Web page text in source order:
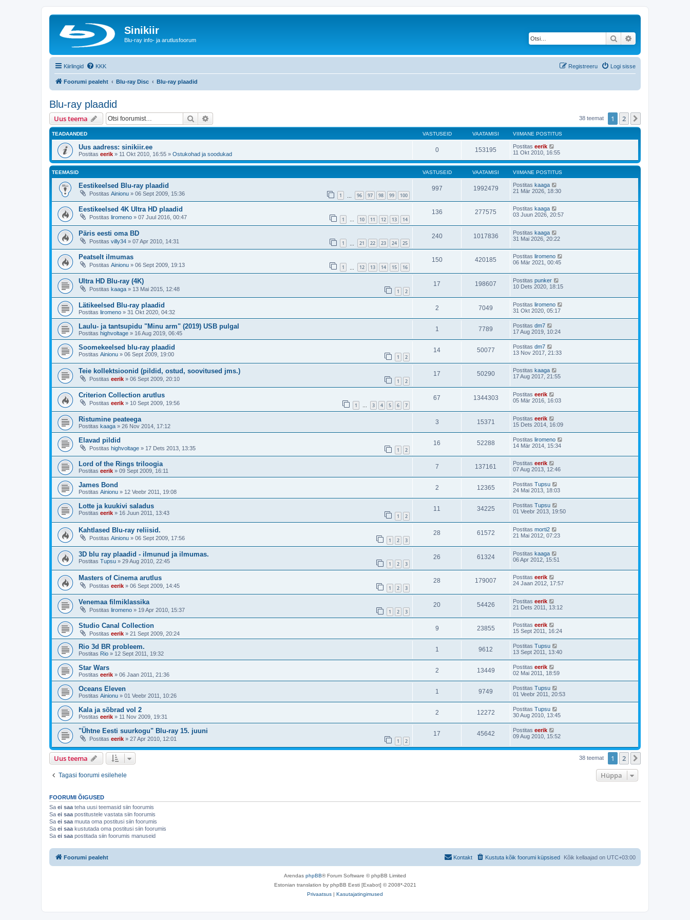
Sinikiir
Blu-ray info- ja arutlusfoorum Otsi
Kiirlingid KKK Logi sisse
Registreeru
Foorumi pealeht Blu-ray Disc Blu-ray plaadid
Blu-ray plaadid
Uus teema Otsi 38 teemat 1 2
TEADAANDED VASTUSEID VAATAMISI VIIMANE POSTITUS
Uus aadress: sinikiir.ee
Postitas eerik » 11 Okt 2010, 16:55 » Ostukohad ja soodukad
0 153195 Postitas eerik
11 Okt 2010, 16:55
TEEMASID VASTUSEID VAATAMISI VIIMANE POSTITUS
Eestikeelsed Blu-ray plaadid
Postitas Ainionu » 06 Sept 2009, 15:36 1 96 97 98 99 100
997 1992479 Postitas kaaga
21 Mär 2026, 18:30
Eestikeelsed 4K Ultra HD plaadid
Postitas liromeno » 07 Juul 2016, 00:47 1 … 10 11 12 13 14
136 277575 Postitas kaaga
03 Juun 2026, 20:57
Päris eesti oma BD
Postitas villy34 » 07 Apr 2010, 14:31 1 21 22 23 24 25
240 1017836 Postitas kaaga
31 Mai 2026, 20:22
Peatselt ilmumas
Postitas Ainionu » 06 Sept 2009, 19:13 1 12 13 14 15 16
150 420185 Postitas liromeno
06 Mär 2021, 00:45
Ultra HD Blu-ray (4K)
Postitas kaaga » 13 Mai 2015, 12:48 1 2
17 198607 Postitas punker
10 Dets 2020, 18:15
Lätikeelsed Blu-ray plaadid
Postitas liromeno » 31 Okt 2020, 04:32
2 7049 Postitas liromeno
31 Okt 2020, 05:17
Laulu- ja tantsupidu "Minu arm" (2019) USB pulgal
Postitas highvoltage » 16 Aug 2019, 06:45
1 7789 Postitas dm7
17 Aug 2019, 10:24
Soomekeelsed blu-ray plaadid
Postitas Ainionu » 06 Sept 2009, 19:00 1 2
14 50077 Postitas dm7
13 Nov 2017, 21:33
Teie kollektsioonid (pildid, ostud, soovitused jms.)
Postitas eerik » 06 Sept 2009, 20:10 1 2
17 50290 Postitas kaaga
17 Aug 2017, 21:55
Criterion Collection arutlus
Postitas eerik » 10 Sept 2009, 19:56 1 … 3 4 5 6 7
67 1344303 Postitas eerik
05 Mär 2016, 16:03
Ristumine peateega
Postitas kaaga » 26 Nov 2014, 17:12
3 15371 Postitas eerik
15 Dets 2014, 16:09
Elavad pildid
Postitas highvoltage » 17 Dets 2013, 13:35 1 2
16 52288 Postitas liromeno
14 Mär 2014, 15:34
Lord of the Rings triloogia
Postitas eerik » 09 Sept 2009, 16:11
7 137161 Postitas eerik
07 Aug 2013, 12:46
James Bond
Postitas Ainionu » 12 Veebr 2011, 19:08
2 12365 Postitas Tupsu
24 Mai 2013, 18:03
Lotte ja kuukivi saladus
Postitas eerik » 16 Juun 2011, 13:43 1 2
11 34225 Postitas Tupsu
01 Veebr 2013, 19:50
Kahtlased Blu-ray reliisid.
Postitas Ainionu » 06 Sept 2009, 17:56 1 2 3
28 61572 Postitas morti2
21 Mai 2012, 07:23
3D blu ray plaadid - ilmunud ja ilmumas.
Postitas Tupsu » 29 Aug 2010, 22:45 1 2 3
26 61324 Postitas kaaga
06 Apr 2012, 15:51
Masters of Cinema arutlus
Postitas eerik » 06 Sept 2009, 14:45 1 2 3
28 179007 Postitas eerik
24 Jaan 2012, 17:57
Venemaa filmiklassika
Postitas liromeno » 19 Apr 2010, 15:37 1 2 3
20 54426 Postitas eerik
21 Dets 2011, 13:12
Studio Canal Collection
Postitas eerik » 21 Sept 2009, 20:24
9 23855 Postitas eerik
15 Sept 2011, 16:24
Rio 3d BR probleem.
Postitas Rio » 12 Sept 2011, 19:32
1 9612 Postitas Tupsu
13 Sept 2011, 13:40
Star Wars
Postitas eerik » 06 Jaan 2011, 21:36
2 13449 Postitas eerik
02 Mai 2011, 18:59
Oceans Eleven
Postitas Ainionu » 01 Veebr 2011, 10:26
1 9749 Postitas Tupsu
01 Veebr 2011, 20:53
Kala ja sõbrad vol 2
Postitas eerik » 11 Nov 2009, 19:31
2 12272 Postitas Tupsu
30 Aug 2010, 13:45
"Ühtne Eesti suurkogu" Blu-ray 15. juuni
Postitas eerik » 27 Apr 2010, 12:01 1 2
17 45642 Postitas eerik
09 Aug 2010, 15:52
Uus teema 38 teemat 1 2
Tagasi foorumi esilehele Hüppa
FOORUMI ÕIGUSED
Sa ei saa teha uusi teemasid siin foorumis
Sa ei saa postitustele vastata siin foorumis
Sa ei saa muuta oma postitusi siin foorumis
Sa ei saa kustutada oma postitusi siin foorumis
Sa ei saa postitada siin foorumis manuseid
Foorumi pealeht Kõik kellaajad on UTC+03:00
Kustuta kõik foorumi küpsised
Kontakt
Arendas phpBB® Forum Software © phpBB Limited
Estonian translation by phpBB Eesti [Exabot] © 2008*-2021
Privaatsus | Kasutajatingimused